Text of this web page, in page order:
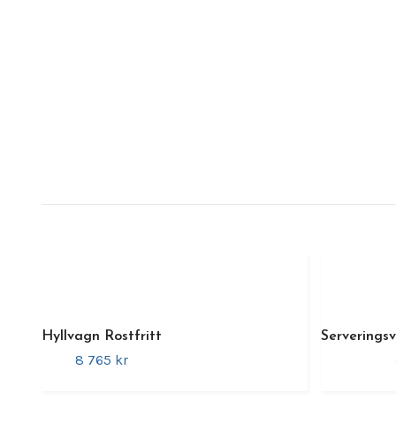
Hyllvagn Rostfritt
8 765 kr